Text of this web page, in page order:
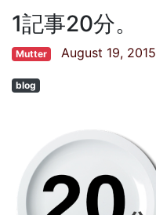
1記事20分。
Mutter August 19, 2015
blog